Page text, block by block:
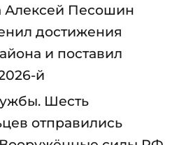
Алексей Песошин
достижения
и поставил
й
Шесть
отправились